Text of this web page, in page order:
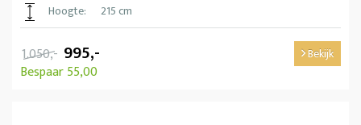
Hoogte:
215 cm
1.050,- 995,-
Bespaar 55,00
Bekijk